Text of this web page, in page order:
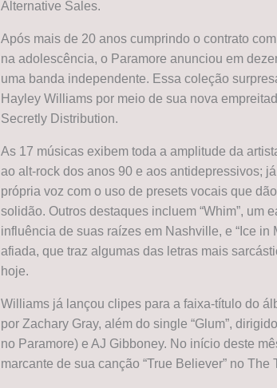
Alternative Sales.
Após mais de 20 anos cumprindo o contrato
na adolescência, o Paramore anunciou em
uma banda independente. Essa coleção
Hayley Williams por meio de sua nova
Secretly Distribution.
As 17 músicas exibem toda a amplitude da
ao alt-rock dos anos 90 e aos antidepressivos;
própria voz com o uso de presets vocais que
solidão. Outros destaques incluem “Whim”, um
influência de suas raízes em Nashville, e “Ice in
afiada, que traz algumas das letras mais
hoje.
Williams já lançou clipes para a faixa-título do
por Zachary Gray, além do single “Glum”,
no Paramore) e AJ Gibboney. No início deste
marcante de sua canção “True Believer” no